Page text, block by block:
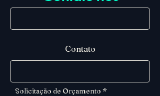
Contato
Solicitação de Orçamento